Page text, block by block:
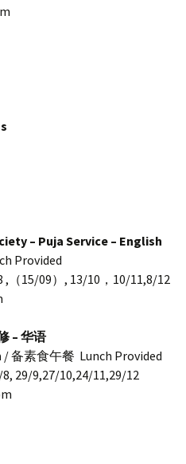
佛学班
– Puja Service – English
Provided
,（15/09）, 13/10，10/11,8/12
– 华语
/ 备素食午餐 Lunch Provided
29/9,27/10,24/11,29/12